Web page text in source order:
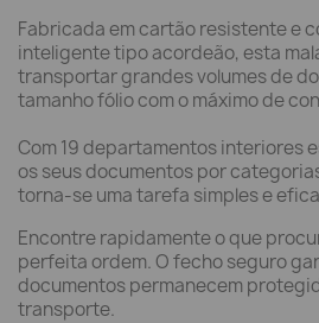
Fabricada em cartão resistente e
inteligente tipo acordeão, esta
transportar grandes volumes de
tamanho fólio com o máximo de
Com 19 departamentos interiores
os seus documentos por
torna-se uma tarefa simples e
Encontre rapidamente o que
perfeita ordem. O fecho seguro
documentos permanecem
transporte.